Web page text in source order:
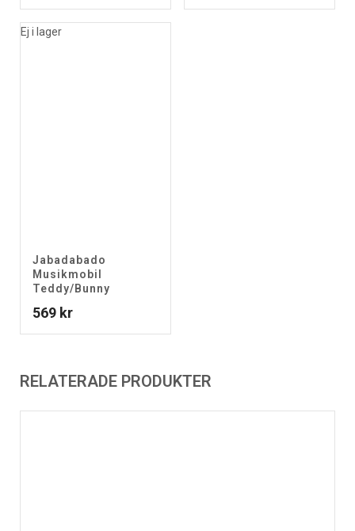
Ej i lager
Jabadabado
Musikmobil
Teddy/Bunny
569 kr
RELATERADE PRODUKTER